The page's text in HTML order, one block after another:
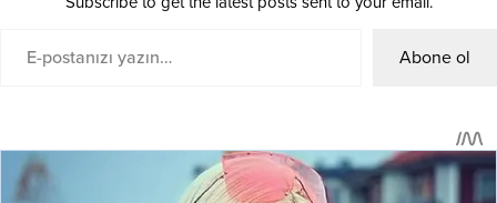
Abone ol